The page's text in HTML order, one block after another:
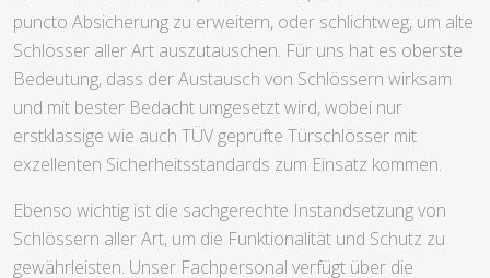
puncto Absicherung zu erweitern, oder schlichtweg, um alte
Schlösser aller Art auszutauschen. Für uns hat es oberste
Bedeutung, dass der Austausch von Schlössern wirksam
und mit bester Bedacht umgesetzt wird, wobei nur
erstklassige wie auch TÜV geprüfte Türschlösser mit
exzellenten Sicherheitsstandards zum Einsatz kommen.
Ebenso wichtig ist die sachgerechte Instandsetzung von
Schlössern aller Art, um die Funktionalität und Schutz zu
gewährleisten. Unser Fachpersonal verfügt über die